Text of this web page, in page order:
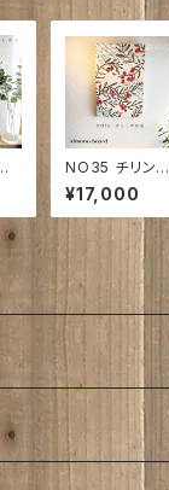
NO35 チリント
ゥ工房 オリー
ブの渚 360㎜
×250㎜×28㎜
¥17,000